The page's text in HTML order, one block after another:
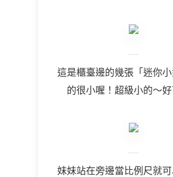
這是櫃臺邊的幾張「迷你
的很小喔！超級小的～好
妹妹站在旁邊當比例尺就